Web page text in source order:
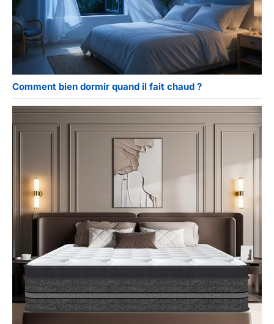
Comment bien dormir quand il fait chaud ?